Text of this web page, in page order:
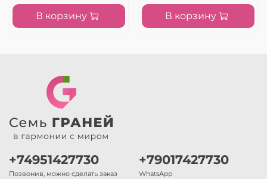
В корзину В корзину
+74951427730
Позвонив, можно сделать заказ
+79017427730
WhatsApp